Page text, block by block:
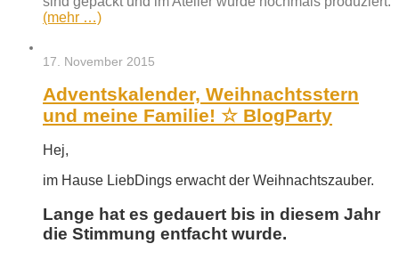
(mehr …)
17. November 2015
Adventskalender, Weihnachtsstern
und meine Familie! ☆ BlogParty
Hej,
im Hause LiebDings erwacht der Weihnachtszauber.
Lange hat es gedauert bis in diesem Jahr
die Stimmung entfacht wurde.